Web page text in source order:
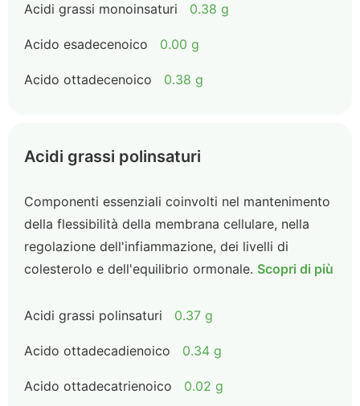
Acidi grassi monoinsaturi 0.38 g
Acido esadecenoico 0.00 g
Acido ottadecenoico 0.38 g
Acidi grassi polinsaturi
Componenti essenziali coinvolti nel mantenimento
della flessibilità della membrana cellulare, nella
regolazione dell'infiammazione, dei livelli di
colesterolo e dell'equilibrio ormonale. Scopri di più
Acidi grassi polinsaturi 0.37 g
Acido ottadecadienoico 0.34 g
Acido ottadecatrienoico 0.02 g